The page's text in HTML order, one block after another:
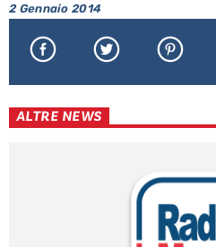
2 Gennaio 2014
ALTRE NEWS